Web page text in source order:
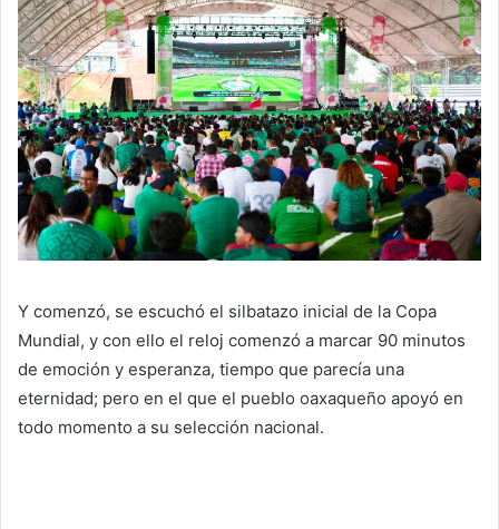
Y comenzó, se escuchó el silbatazo inicial de la Copa
Mundial, y con ello el reloj comenzó a marcar 90 minutos
de emoción y esperanza, tiempo que parecía una
eternidad; pero en el que el pueblo oaxaqueño apoyó en
todo momento a su selección nacional.